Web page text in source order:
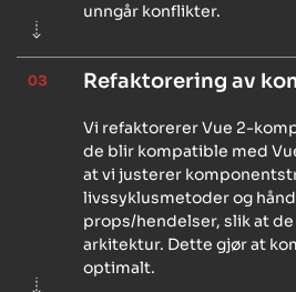
unngår konflikter.
03 Refaktorering av
Vi refaktorerer Vue 2-
de blir kompatible med
at vi justerer
livssyklusmetoder og
props/hendelser, slik at
arkitektur. Dette gjør at
optimalt.